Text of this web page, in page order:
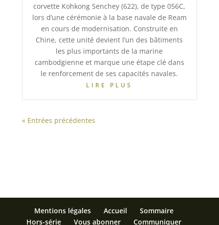
corvette Kohkong Senchey (622), de type 056C,
lors d’une cérémonie à la base navale de Ream
en cours de modernisation. Construite en
Chine, cette unité devient l’un des bâtiments
les plus importants de la marine
cambodgienne et marque une étape clé dans
le renforcement de ses capacités navales.
LIRE PLUS
« Entrées précédentes
Mentions légales Accueil
Sommaire
Hors-série
Vous abonner Communiquer